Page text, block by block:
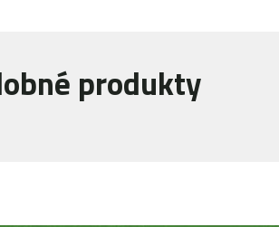
produkty